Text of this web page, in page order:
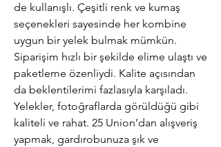
de kullanışlı. Çeşitli renk ve kumaş
seçenekleri sayesinde her kombine
uygun bir yelek bulmak mümkün.
Siparişim hızlı bir şekilde elime ulaştı ve
paketleme özenliydi. Kalite açısından
da beklentilerimi fazlasıyla karşıladı.
Yelekler, fotoğraflarda görüldüğü gibi
kaliteli ve rahat. 25 Union’dan alışveriş
yapmak, gardırobunuza şık ve